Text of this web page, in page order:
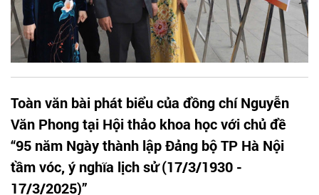
Toàn văn bài phát biểu của đồng chí Nguyễn
Văn Phong tại Hội thảo khoa học với chủ đề
“95 năm Ngày thành lập Đảng bộ TP Hà Nội
tầm vóc, ý nghĩa lịch sử (17/3/1930 -
17/3/2025)”